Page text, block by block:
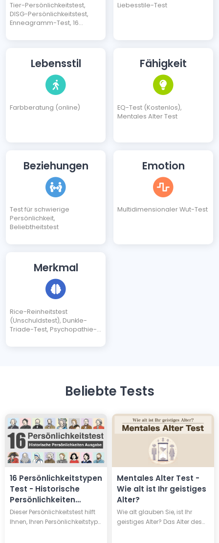
Tier-Persönlichkeitstest,
DISG-Persönlichkeitstest,
Enneagramm-Test, 16
Liebesstile-Test
Lebensstil
Farbberatung (online)
Fähigkeit
EQ-Test (Kostenlos),
Mentales Alter Test
Beziehungen
Test für schwierige
Persönlichkeit,
Beliebtheitstest
Emotion
Multidimensionaler Wut-Test
Merkmal
Rice-Reinheitstest
(Unschuldstest), Dunkle-
Triade-Test, Psychopathie-
Beliebte Tests
16 Persönlichkeitstypen
Test - Historische
Persönlichkeiten
Ausgabe
Dieser Persönlichkeitstest hilft
Ihnen, Ihren Persönlichkeitstyp
Mentales Alter Test -
Wie alt ist Ihr geistiges
Alter?
Wie alt glauben Sie, ist Ihr
geistiges Alter? Das Alter des